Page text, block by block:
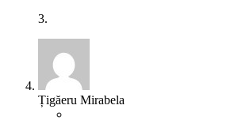
3.
Țigăeru Mirabela